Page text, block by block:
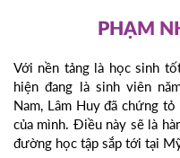
PHẠM
Với nền tảng là học sinh
hiện đang là sinh viên
Nam, Lâm Huy đã chứng
của mình. Điều này sẽ là
đường học tập sắp tới tại